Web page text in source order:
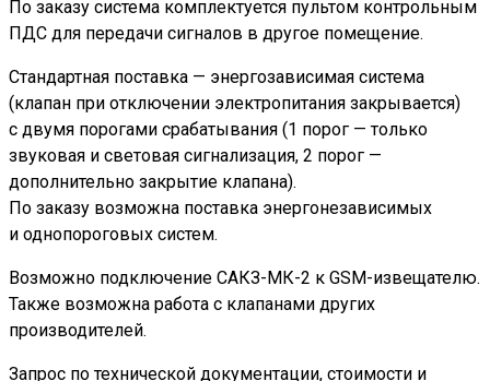
По заказу система комплектуется пультом контрольным
ПДС для передачи сигналов в другое помещение.
Стандартная поставка — энергозависимая система
(клапан при отключении электропитания закрывается)
с двумя порогами срабатывания (1 порог — только
звуковая и световая сигнализация, 2 порог —
дополнительно закрытие клапана).
По заказу возможна поставка энергонезависимых
и однопороговых систем.
Возможно подключение САКЗ-МК-2 к GSM-извещателю.
Также возможна работа с клапанами других
производителей.
Запрос по технической документации, стоимости и